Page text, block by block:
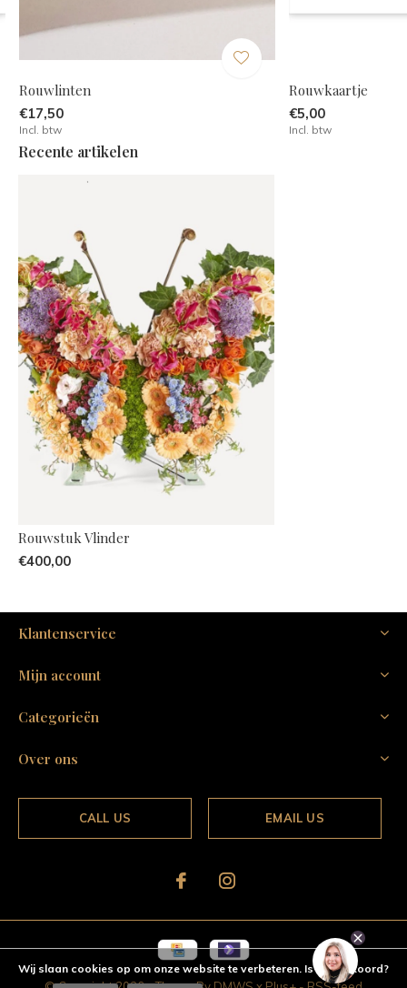
Rouwlinten
€17,50
Incl. btw
Rouwkaartje
€5,00
Incl. btw
Recente artikelen
Rouwstuk Vlinder
€400,00
Klantenservice
Mijn account
Categorieën
Over ons
CALL US EMAIL US
Wij slaan cookies op om onze website te verbeteren. Is dat akkoord?